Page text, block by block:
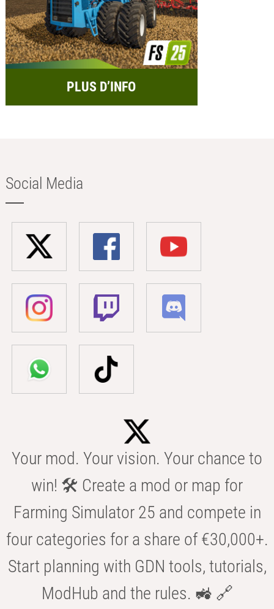
PLUS D’INFO
Social Media
Your mod. Your vision. Your chance to
win! 🛠️ Create a mod or map for
Farming Simulator 25 and compete in
four categories for a share of €30,000+.
Start planning with GDN tools, tutorials,
ModHub and the rules. 🚜 🔗